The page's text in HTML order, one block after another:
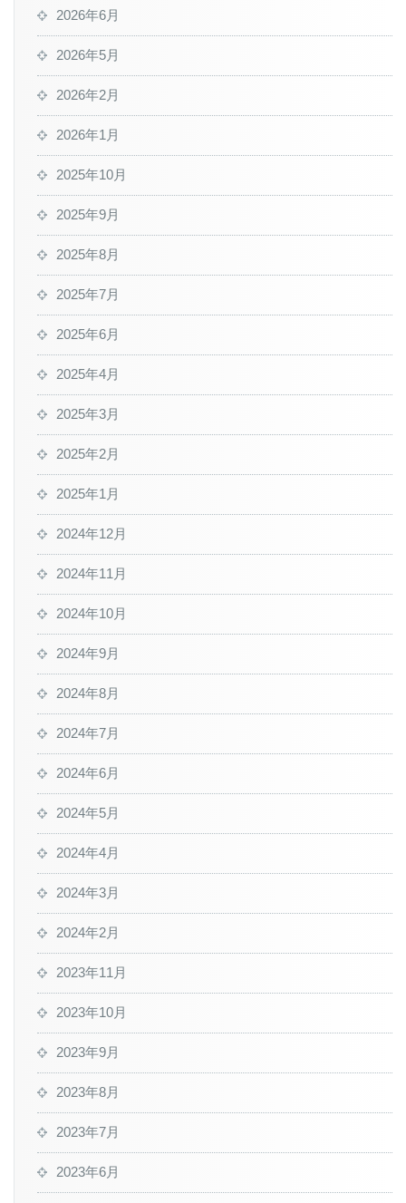
2026年6月
2026年5月
2026年2月
2026年1月
2025年10月
2025年9月
2025年8月
2025年7月
2025年6月
2025年4月
2025年3月
2025年2月
2025年1月
2024年12月
2024年11月
2024年10月
2024年9月
2024年8月
2024年7月
2024年6月
2024年5月
2024年4月
2024年3月
2024年2月
2023年11月
2023年10月
2023年9月
2023年8月
2023年7月
2023年6月